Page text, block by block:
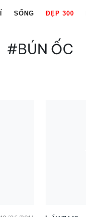
SỐNG ĐẸP 300
#BÚN ỐC